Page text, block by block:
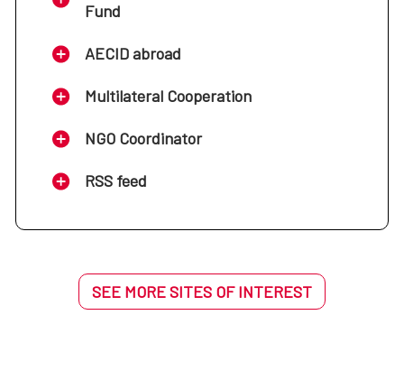
Fund
AECID abroad
Multilateral Cooperation
NGO Coordinator
RSS feed
SEE MORE SITES OF INTEREST